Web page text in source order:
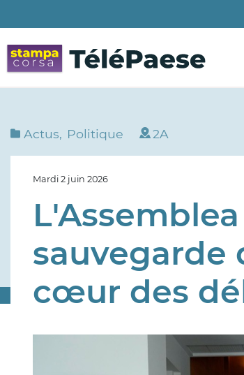
au
contenu
principal
Actus Politique 2A
Mardi 2 juin 2026
sauvegarde
cœur des